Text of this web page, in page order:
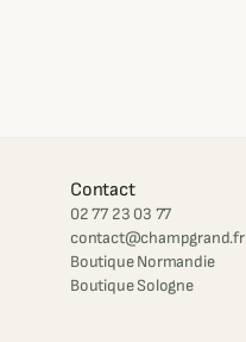
Contact
02 77 23 03 77
contact@champgrand.fr
Boutique Normandie
Boutique Sologne